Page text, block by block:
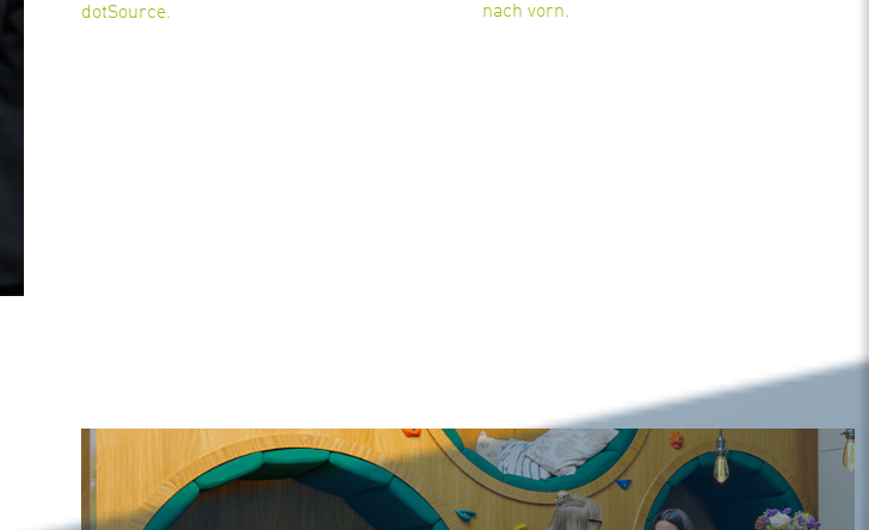
dotSource.
nach vorn.